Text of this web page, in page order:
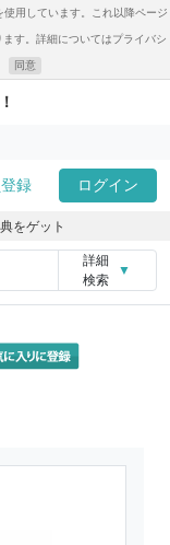
用しています。これ以降ページ
す。詳細についてはプライバシ
同意
録 ログイン
をゲット
詳細
検索
▼